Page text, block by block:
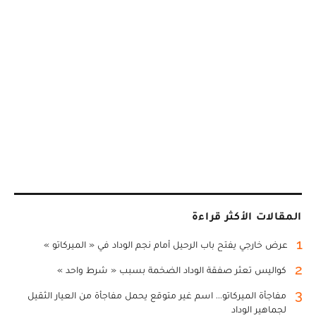
المقالات الأكثر قراءة
1 عرض خارجي يفتح باب الرحيل أمام نجم الوداد في « الميركاتو »
2 كواليس تعثر صفقة الوداد الضخمة بسبب « شرط واحد »
3
مفاجأة الميركاتو... اسم غير متوقع يحمل مفاجأة من العيار الثقيل
لجماهير الوداد